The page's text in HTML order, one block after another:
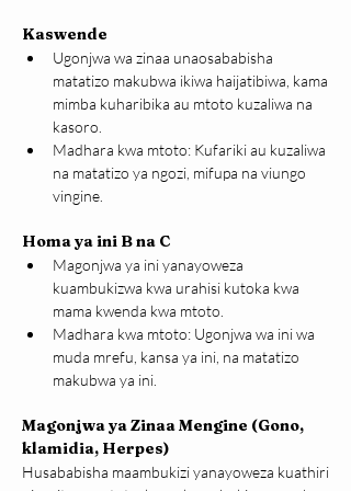
Kaswende
Ugonjwa wa zinaa unaosababisha
matatizo makubwa ikiwa haijatibiwa, kama
mimba kuharibika au mtoto kuzaliwa na
kasoro.
Madhara kwa mtoto: Kufariki au kuzaliwa
na matatizo ya ngozi, mifupa na viungo
vingine.
Homa ya ini B na C
Magonjwa ya ini yanayoweza
kuambukizwa kwa urahisi kutoka kwa
mama kwenda kwa mtoto.
Madhara kwa mtoto: Ugonjwa wa ini wa
muda mrefu, kansa ya ini, na matatizo
makubwa ya ini.
Magonjwa ya Zinaa Mengine (Gono,
klamidia, Herpes)
Husababisha maambukizi yanayoweza kuathiri